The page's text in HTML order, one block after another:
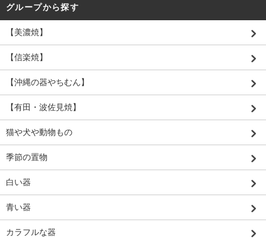
グループから探す
【美濃焼】
【信楽焼】
【沖縄の器やちむん】
【有田・波佐見焼】
猫や犬や動物もの
季節の置物
白い器
青い器
カラフルな器